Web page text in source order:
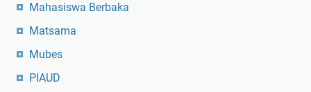
Mahasiswa Berbaka
Matsama
Mubes
PIAUD